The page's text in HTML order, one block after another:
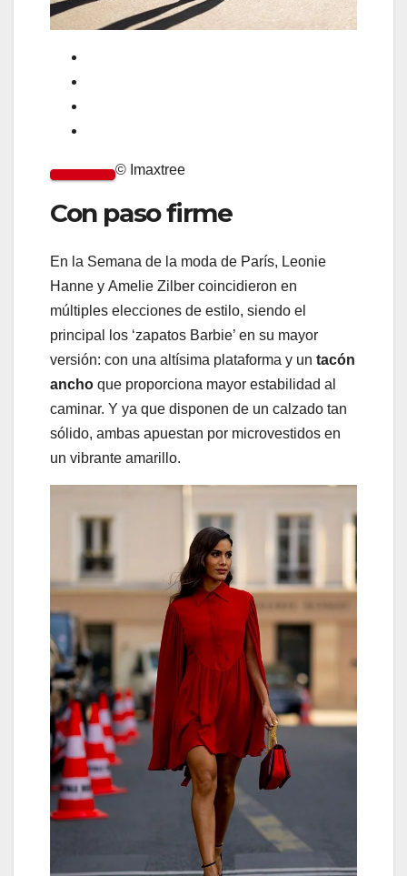
© Imaxtree
Con paso firme
En la Semana de la moda de París, Leonie
Hanne y Amelie Zilber coincidieron en
múltiples elecciones de estilo, siendo el
principal los ‘zapatos Barbie’ en su mayor
versión: con una altísima plataforma y un tacón
ancho que proporciona mayor estabilidad al
caminar. Y ya que disponen de un calzado tan
sólido, ambas apuestan por microvestidos en
un vibrante amarillo.